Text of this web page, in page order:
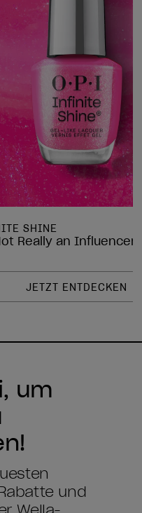
SHINE
Really an Influencer
JETZT ENTDECKEN
um
und